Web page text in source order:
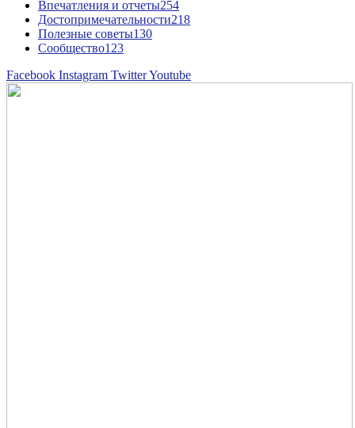
Впечатления и отчеты254
Достопримечательности218
Полезные советы130
Сообщество123
Facebook Instagram TwitterYoutube